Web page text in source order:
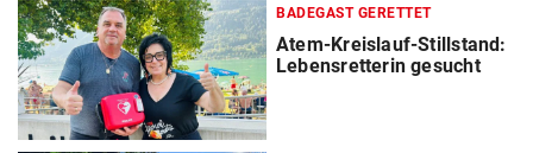
BADEGAST GERETTET
Atem-Kreislauf-Stillstand:
Lebensretterin gesucht